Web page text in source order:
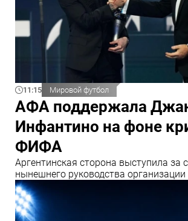
11:15 Мировой футбол
АФА поддержала
Инфантино на фоне
ФИФА
Аргентинская сторона выступила за
нынешнего руководства организации